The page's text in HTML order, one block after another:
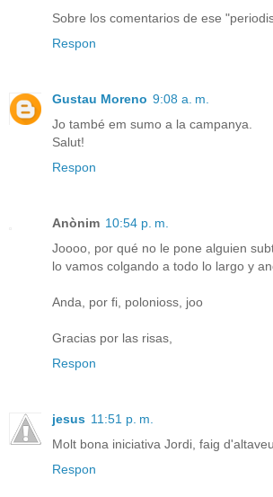
Sobre los comentarios de ese
Respon
Gustau Moreno 9:08 a. m.
Jo també em sumo a la campanya.
Salut!
Respon
Anònim 10:54 p. m.
Joooo, por qué no le pone alguien
lo vamos colgando a todo lo largo y
Anda, por fi, polonioss, joo
Gracias por las risas,
Respon
jesus 11:51 p. m.
Molt bona iniciativa Jordi, faig
Respon